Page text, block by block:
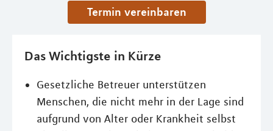
Termin vereinbaren
Das Wichtigste in Kürze
Gesetzliche Betreuer unterstützen
Menschen, die nicht mehr in der Lage sind
aufgrund von Alter oder Krankheit selbst